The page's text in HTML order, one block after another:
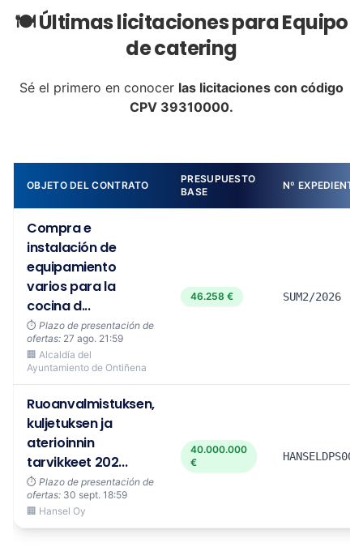
🍽️ Últimas licitaciones para Equipo
de catering
Sé el primero en conocer las licitaciones con código
CPV 39310000.
OBJETO DEL CONTRATO
PRESUPUESTO
BASE
Nº EXPEDIENTE
Compra e
instalación de
equipamiento
varios para la
cocina d...
⏱️ Plazo de presentación de
ofertas: 27 ago. 21:59
🏢 Alcaldía del
Ayuntamiento de Ontiñena
46.258 € SUM2/2026
Ruoanvalmistuksen,
kuljetuksen ja
aterioinnin
tarvikkeet 202...
⏱️ Plazo de presentación de
ofertas: 30 sept. 18:59
🏢 Hansel Oy
40.000.000
€